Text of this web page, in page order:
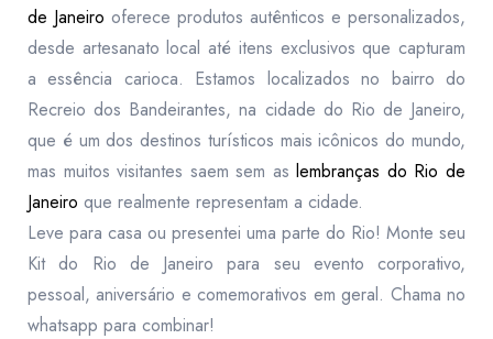
de Janeiro oferece produtos autênticos e personalizados,
desde artesanato local até itens exclusivos que capturam
a essência carioca. Estamos localizados no bairro do
Recreio dos Bandeirantes, na cidade do Rio de Janeiro,
que é um dos destinos turísticos mais icônicos do mundo,
mas muitos visitantes saem sem aslembranças do Rio de
Janeiro que realmente representam a cidade.
Leve para casa ou presentei uma parte do Rio! Monte seu
Kit do Rio de Janeiro para seu evento corporativo,
pessoal, aniversário e comemorativos em geral. Chama no
whatsapp para combinar!